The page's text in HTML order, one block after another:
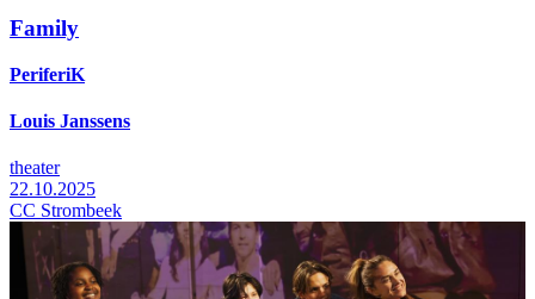
Family
PeriferiK
Louis Janssens
theater
22.10.2025
CC Strombeek